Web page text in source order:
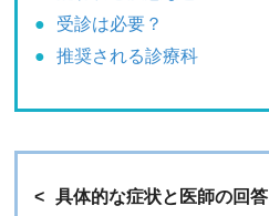
受診は必要？
推奨される診療科
具体的な症状と医師の回答